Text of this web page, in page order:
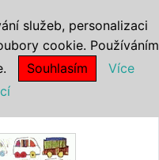
služeb, personalizaci
cookie. Používáním
Souhlasím
Více